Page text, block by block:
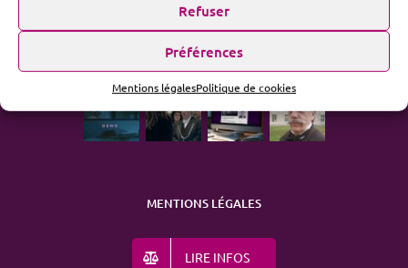
Refuser
Préférences
Mentions légalesPolitique de cookies
ACTUALITÉ
MENTIONS LÉGALES
LIRE INFOS